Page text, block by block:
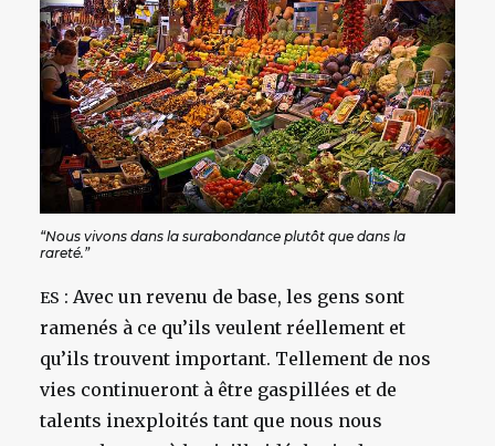
“Nous vivons dans la surabondance plutôt que dans la
rareté.”
ES : Avec un revenu de base, les gens sont
ramenés à ce qu’ils veulent réellement et
qu’ils trouvent important. Tellement de nos
vies continueront à être gaspillées et de
talents inexploités tant que nous nous